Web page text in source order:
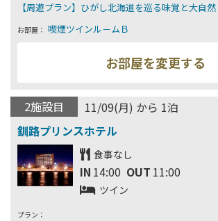
お部屋：
2施設目 11/09(月) から 1泊
食事なし
IN 14:00 OUT 11:00
ツイン
プラン：